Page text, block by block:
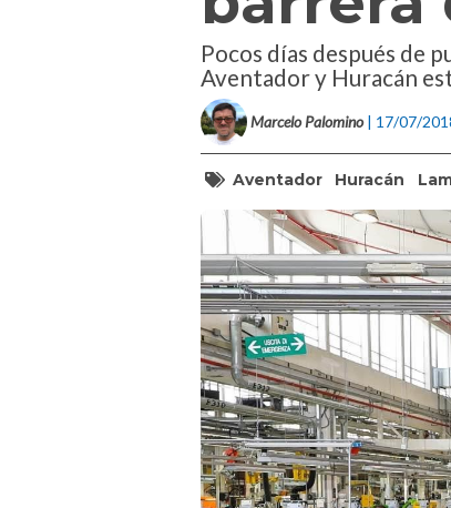
Pocos días después de
Aventador y Huracán
Marcelo Palomino | 17/07/
Aventador Huracán